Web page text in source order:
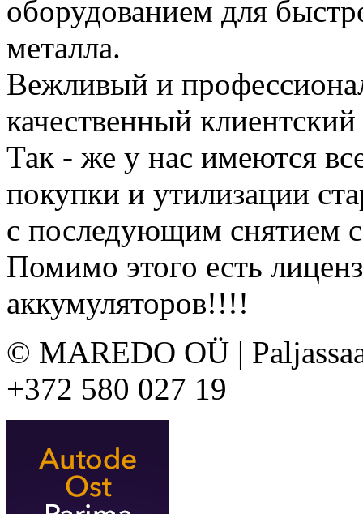
оборудованием для
металла.
Вежливый и
качественный клиентский
Так - же у нас имеются
покупки и утилизации
с последующим снятием
Помимо этого есть
аккумуляторов!!!!
© MAREDO OÜ |
+372 580 027 19